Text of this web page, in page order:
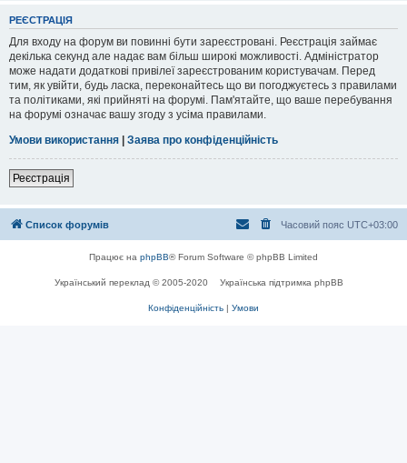
РЕЄСТРАЦІЯ
Для входу на форум ви повинні бути зареєстровані. Реєстрація займає
декілька секунд але надає вам більш широкі можливості. Адміністратор
може надати додаткові привілеї зареєстрованим користувачам. Перед
тим, як увійти, будь ласка, переконайтесь що ви погоджуєтесь з правилами
та політиками, які прийняті на форумі. Пам'ятайте, що ваше перебування
на форумі означає вашу згоду з усіма правилами.
Умови використання | Заява про конфіденційність
Реєстрація
Список форумів Часовий пояс UTC+03:00
Працює на phpBB® Forum Software © phpBB Limited
Український переклад © 2005-2020 Українська підтримка phpBB
Конфіденційність | Умови